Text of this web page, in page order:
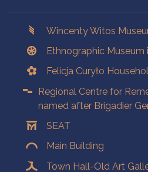
Wincenty Witos
Ethnographic Museum
Felicja Curyło
Regional Centre for
named after Brigadier
SEAT
Main Building
Town Hall-Old Art